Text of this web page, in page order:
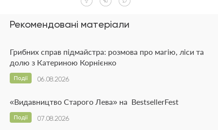
Рекомендовані матеріали
Грибних справ підмайстра: розмова про магію, ліси та
долю з Катериною Корнієнко
06.08.2026
Події
«Видавництво Старого Лева» на BestsellerFest
07.08.2026
Події